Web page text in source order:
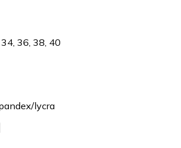
34, 36, 38, 40
lycra